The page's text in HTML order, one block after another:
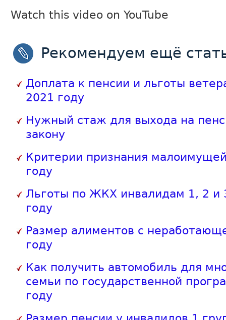
Watch this video on YouTube
Рекомендуем ещё
Доплата к пенсии и льготы
2021 году
Нужный стаж для выхода на
закону
Критерии признания
году
Льготы по ЖКХ инвалидам 1, 2 и
году
Размер алиментов с
году
Как получить автомобиль для
семьи по государственной
году